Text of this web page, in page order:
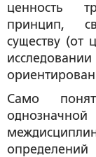
ценность
принцип,
существу (от
Само